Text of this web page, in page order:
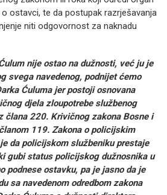
ostavci, te da postupak razrješavanja
niti odgovornost za naknadu
nije ostao na dužnosti, već ju je
svega navedenog, podnijet ćemo
Ćuluma jer postoji osnovana
djela zloupotrebe službenog
člana 220. Krivičnog zakona Bosne i
119. Zakona o policijskim
da policijskom službeniku prestaje
gubi status policijskog dužnosnika u
podnese ostavku, pa je jasno da je
sa navedenom odredbom zakona